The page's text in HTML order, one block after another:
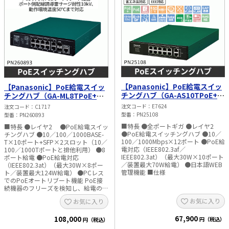
【Panasonic】PoE給電スイッ
チングハブ（GA-ML8TPoE+）
PN260893
注文コード
C1717
型番
PN260893
■特長 ●レイヤ2 ●PoE給電スイッ
チングハブ ●10／100／1000BASE-
T×10ポート+SFP×2スロット（10／
100／1000Tポートと排他利用） ●8
ポート給電 ●PoE給電対応
（IEEE802.3at）（最大30W×8ポー
ト／装置最大124W給電） ●PCレス
でのPoEオートリブート機能 PoE接
続機器のフリーズを検知し、給電の
OFF／ONを行うことで、接続機器を
リブート（再起動）させ、フリーズか
ら復旧させます。 ●ポート側配線誘
導雷サージ耐性10kV、屋外への給電
時に雷サージの影響を受けにくい ●
お気に入り
108,000 円（税込）
【Panasonic】PoE給電スイッ
チングハブ（GA-AS10TPoE+）
PN25108
注文コード
E7624
型番
PN25108
■特長 ●全ポートギガ ●レイヤ2
●PoE給電スイッチングハブ ●10／
100／1000Mbps×12ポート ●PoE給
電対応（IEEE802.3af／
IEEE802.3at）（最大30W×10ポート
／装置最大70W給電） ●日本語WEB
管理機能 ■仕様
お気に入り
67,900 円（税込）